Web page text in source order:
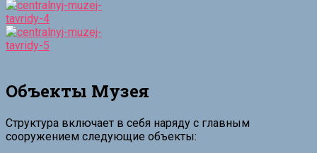
Объекты Музея
Структура включает в себя наряду с главным
сооружением следующие объекты: